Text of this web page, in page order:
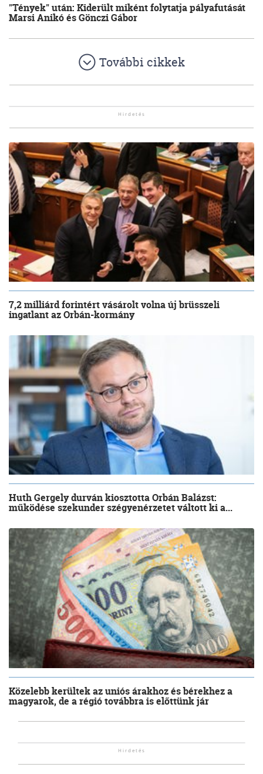
"Tények" után: Kiderült miként folytatja pályafutását
Marsi Anikó és Gönczi Gábor
További cikkek
7,2 milliárd forintért vásárolt volna új brüsszeli
ingatlant az Orbán-kormány
Huth Gergely durván kiosztotta Orbán Balázst:
működése szekunder szégyenérzetet váltott ki a...
Közelebb kerültek az uniós árakhoz és bérekhez a
magyarok, de a régió továbbra is előttünk jár